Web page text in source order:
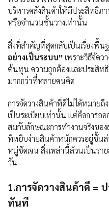
บริหารคลังสินค้าให้มีประสิทธิภ
หรือจำนวนชั้นวางเท่านั้น
สิ่งที่สำคัญที่สุดกลับเป็นเรื่องพื้น
อย่างเป็นระบบ” เพราะวิธีจัดว
ต้นทุน ความถูกต้องและประสิทธิ
มากกว่าที่หลายคนคิด
การจัดวางสินค้าที่ดีไม่ได้หมายถึ
เป็นระเบียบเท่านั้น แต่คือการอ
สมกับลักษณะการทำงานจริงขอ
ที่หยิบง่ายสินค้าหนักควรอยู่ชั้นล่
หมู่ชัดเจน สิ่งเหล่านี้ล้วนเป็นรา
วัน
1.การจัดวางสินค้าดี =
ทันที